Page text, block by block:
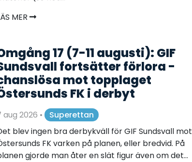
MER
17 (7-11 augusti): GIF
fortsätter förlora -
mot topplaget
FK i derbyt
aug 2026 •
Superettan
blev ingen bra derbykväll för GIF Sundsvall mot
FK varken på planen, eller bredvid. På
gjorde man åter en slät figur även om det...